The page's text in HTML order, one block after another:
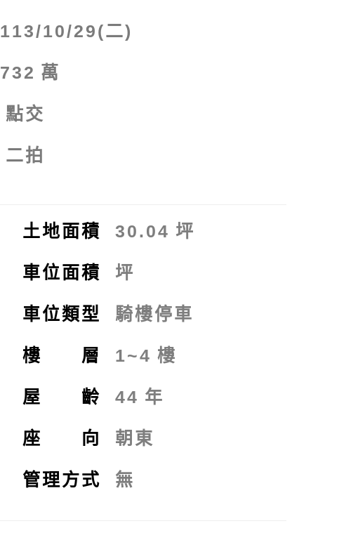
113/10/29(二)
732 萬
點交
二拍
土地面積 30.04 坪
車位面積 坪
車位類型 騎樓停車
樓 層 1~4 樓
屋 齡 44 年
座 向 朝東
管理方式 無